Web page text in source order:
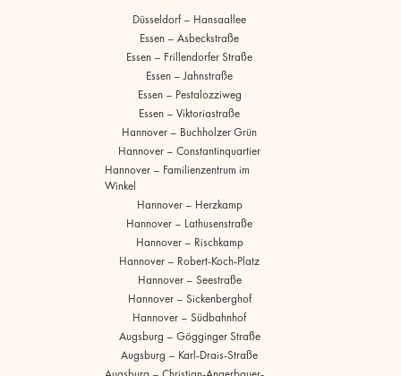
Düsseldorf – Hansaallee
Essen – Asbeckstraße
Essen – Frillendorfer Straße
Essen – Jahnstraße
Essen – Pestalozziweg
Essen – Viktoriastraße
Hannover – Buchholzer Grün
Hannover – Constantinquartier
Hannover – Familienzentrum im
Winkel
Hannover – Herzkamp
Hannover – Lathusenstraße
Hannover – Rischkamp
Hannover – Robert-Koch-Platz
Hannover – Seestraße
Hannover – Sickenberghof
Hannover – Südbahnhof
Augsburg – Gögginger Straße
Augsburg – Karl-Drais-Straße